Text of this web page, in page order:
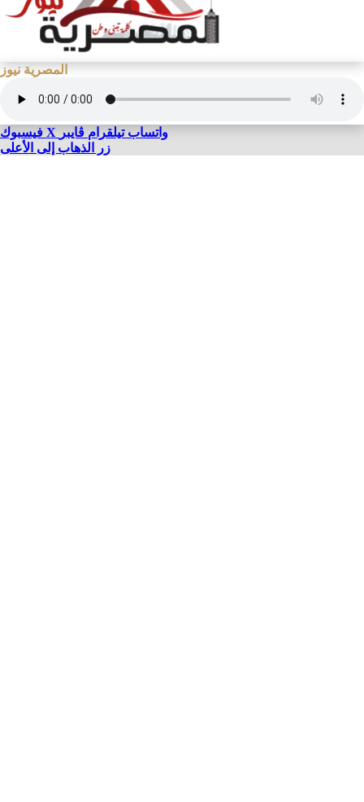
المصرية نيوز
فيسبوك X واتساب تيلقرام ڤايبر
زر الذهاب إلى الأعلى